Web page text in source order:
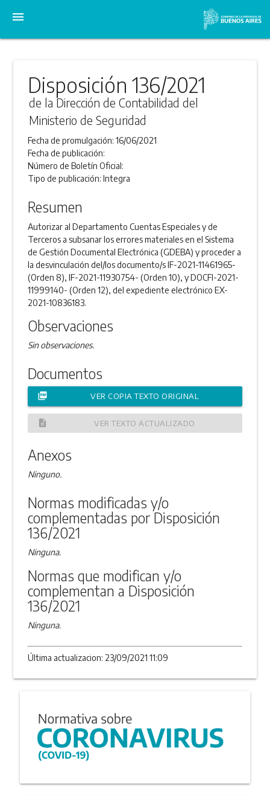
menu
Disposición 136/2021
de la Dirección de Contabilidad del
Ministerio de Seguridad
Fecha de promulgación:16/06/2021
Fecha de publicación:
Número de Boletín Oficial:
Tipo de publicación:Integra
Resumen
Autorizar al Departamento Cuentas Especiales y de
Terceros a subsanar los errores materiales en el Sistema
de Gestión Documental Electrónica (GDEBA) y proceder a
la desvinculación del/los documento/s IF-2021-11461965-
(Orden 8), IF-2021-11930754- (Orden 10), y DOCFI-2021-
11999140- (Orden 12), del expediente electrónico EX-
2021-10836183.
Observaciones
Sin observaciones.
Documentos
picture_as_pdf VER COPIA TEXTO ORIGINAL
description VER TEXTO ACTUALIZADO
Anexos
Ninguno.
Normas modificadas y/o
complementadas por Disposición
136/2021
Ninguna.
Normas que modifican y/o
complementan a Disposición
136/2021
Ninguna.
Última actualizacion: 23/09/2021 11:09